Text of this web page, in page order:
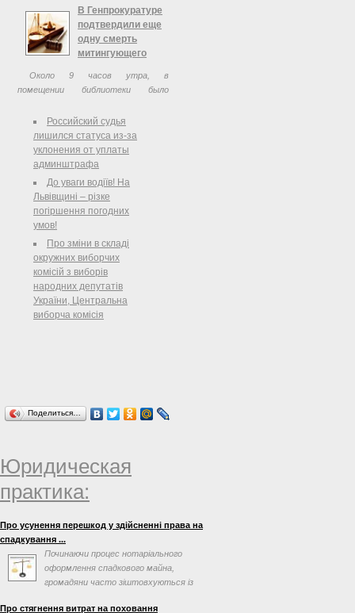
туристичних буклетів Дорогами
Криму.
В Генпрокуратуре
подтвердили еще
одну смерть
митингующего
Около 9 часов утра, в
помещении библиотеки было
огнестрельными ранениями,
который находился без сознания. В
скором времени он умер. Об этом
сообщает пресс-служба ГПУ.
Российский судья
лишился статуса из-за
уклонения от уплаты
админштрафа
До уваги водіїв! На
Львівщині – різке
погіршення погодних
умов!
Про зміни в складі
окружних виборчих
комісій з виборів
народних депутатів
України, Центральна
виборча комісія
Поделиться…
Юридическая
практика:
Про усунення перешкод у здійсненні права на
спадкування ...
Починаючи процес нотаріального
оформлення спадкового майна,
громадяни часто зіштовхуються із
Про стягнення витрат на поховання